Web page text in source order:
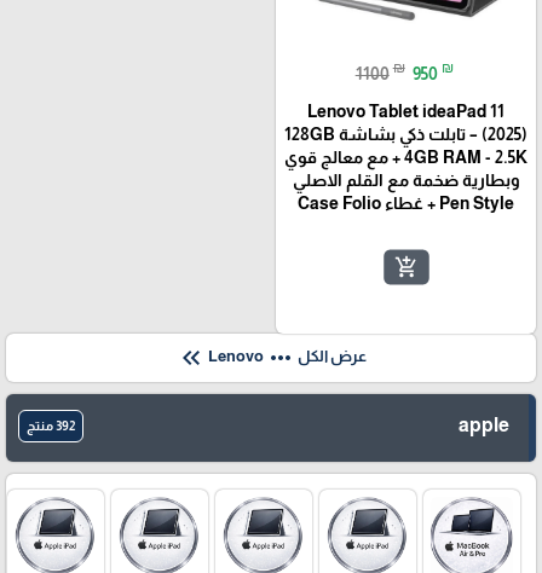
Lenovo Tablet ideaPad 11
(2025) – تابلت ذكي بشاشة 128GB
+ 4GB RAM - 2.5K مع معالج قوي
وبطارية ضخمة مع القلم الاصلي
Pen Style + غطاء Case Folio
add_shopping_cart
عرض الكل keyboard_double_arrow_left
apple 392 منتج